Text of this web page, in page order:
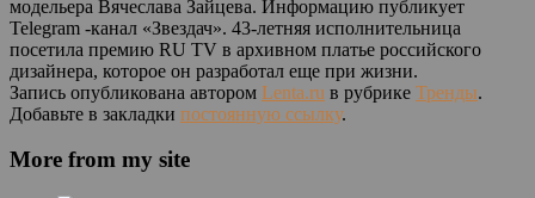
модельера Вячеслава Зайцева. Информацию публикует
Telegram -канал «Звездач». 43-летняя исполнительница
посетила премию RU TV в архивном платье российского
дизайнера, которое он разработал еще при жизни.
Запись опубликована автором Lenta.ru в рубрике Тренды.
Добавьте в закладки постоянную ссылку.
More from my site